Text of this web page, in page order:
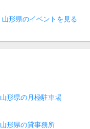
山形県のイベントを見る
山形県の月極駐車場
山形県の貸事務所